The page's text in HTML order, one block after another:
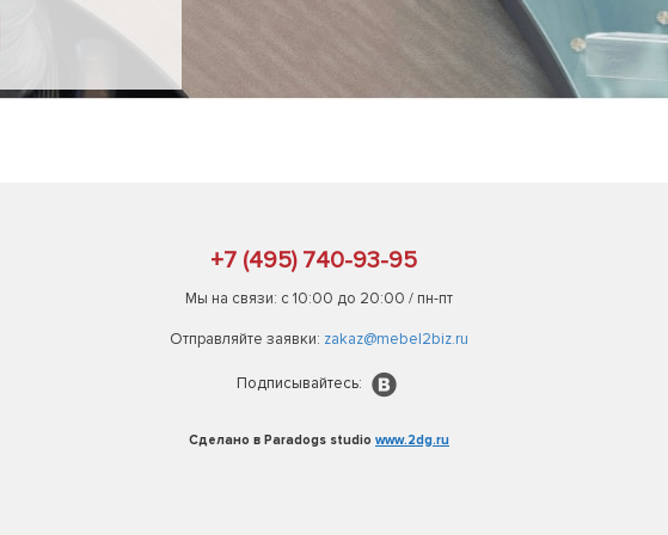
+7 (495) 740-93-95
Мы на связи: с 10:00 до 20:00 / пн-пт
Отправляйте заявки: zakaz@mebel2biz.ru
Подписывайтесь:
Сделано в Paradogs studio www.2dg.ru